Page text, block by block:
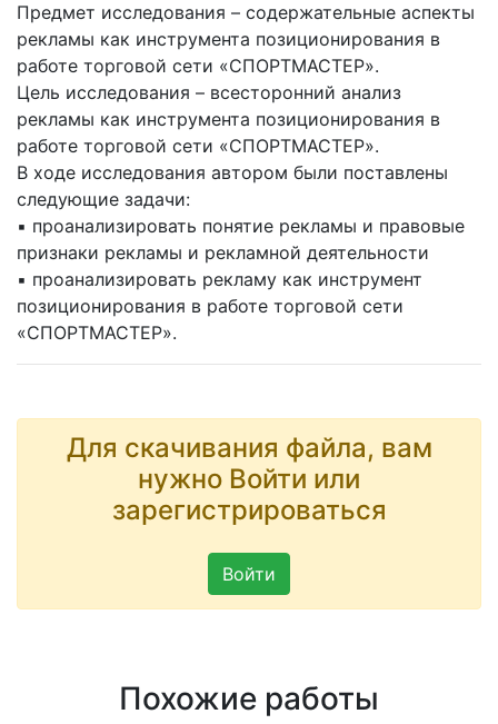
Предмет исследования – содержательные аспекты
рекламы как инструмента позиционирования в
работе торговой сети «СПОРТМАСТЕР».
Цель исследования – всесторонний анализ
рекламы как инструмента позиционирования в
работе торговой сети «СПОРТМАСТЕР».
В ходе исследования автором были поставлены
следующие задачи:
▪ проанализировать понятие рекламы и правовые
признаки рекламы и рекламной деятельности
▪ проанализировать рекламу как инструмент
позиционирования в работе торговой сети
«СПОРТМАСТЕР».
Для скачивания файла, вам
нужно Войти или
зарегистрироваться
Войти
Похожие работы